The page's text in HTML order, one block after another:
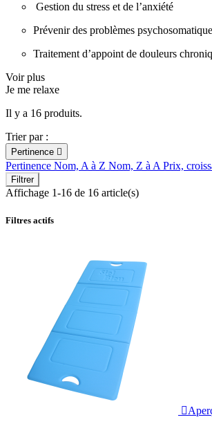
Gestion du stress et de l’anxiété
Prévenir des problèmes
Traitement d’appoint de douleurs
Voir plus
Je me relaxe
Il y a 16 produits.
Trier par :
Pertinence 
Pertinence Nom, A à Z Nom, Z à APrix,
Filtrer
Affichage 1-16 de 16 article(s)
Filtres actifs
